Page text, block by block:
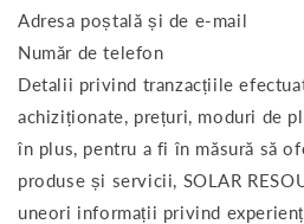
Adresa poștală și de e-mail
Număr de telefon
Detalii privind tranzacțiile
achiziționate, prețuri, moduri de
în plus, pentru a fi în măsură să
produse și servicii, SOLAR
uneori informații privind